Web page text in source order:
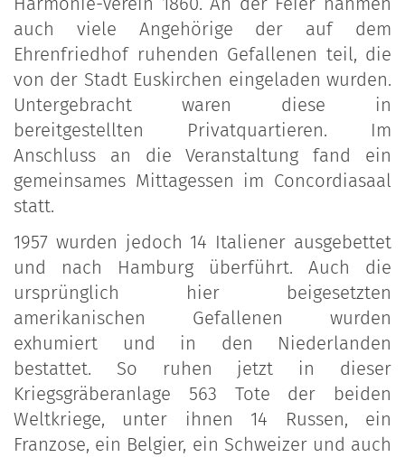
auch viele Angehörige der auf dem
Ehrenfriedhof ruhenden Gefallenen teil, die
von der Stadt Euskirchen eingeladen wurden.
Untergebracht waren diese in
bereitgestellten Privatquartieren. Im
Anschluss an die Veranstaltung fand ein
gemeinsames Mittagessen im Concordiasaal
statt.
1957 wurden jedoch 14 Italiener ausgebettet
und nach Hamburg überführt. Auch die
ursprünglich hier beigesetzten
amerikanischen Gefallenen wurden
exhumiert und in den Niederlanden
bestattet. So ruhen jetzt in dieser
Kriegsgräberanlage 563 Tote der beiden
Weltkriege, unter ihnen 14 Russen, ein
Franzose, ein Belgier, ein Schweizer und auch